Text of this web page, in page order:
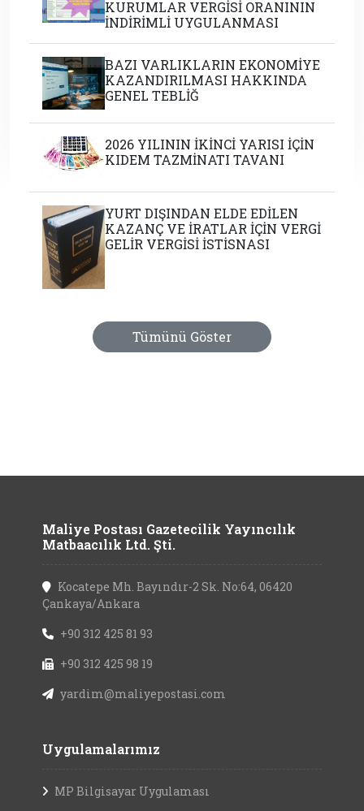
KURUMLAR VERGİSİ ORANININ
İNDİRİMLİ UYGULANMASI
BAZI VARLIKLARIN EKONOMİYE
KAZANDIRILMASI HAKKINDA
GENEL TEBLİĞ
2026 YILININ İKİNCİ YARISI İÇİN
KIDEM TAZMİNATI TAVANI
YURT DIŞINDAN ELDE EDİLEN
KAZANÇ VE İRATLAR İÇİN VERGİ
GELİR VERGİSİ İSTİSNASI
Tümünü Göster
Maliye Postası Gazetecilik Yayıncılık
Matbaacılık Ltd. Şti.
Kocatepe Mh. Bayındır-2 Sk. No:64, 06420
Çankaya/Ankara
+90 312 425 81 93
+90 312 425 98 19
yardim@maliyepostasi.com
Uygulamalarımız
MP Bilgisayar Uygulaması